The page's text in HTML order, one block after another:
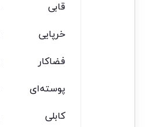
قابی
خرپایی
فضاکار
پوسته‌ای
کابلی